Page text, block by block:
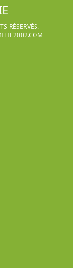
RÉSERVÉS.